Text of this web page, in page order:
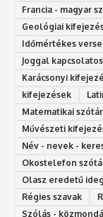
Francia - magyar
Geológiai
Időmértékes
Joggal
Karácsonyi
kifejezések
Matematikai szótár
Művészeti
Név - nevek -
Okostelefon
Olasz eredetű
Régies szavak
Szólás -